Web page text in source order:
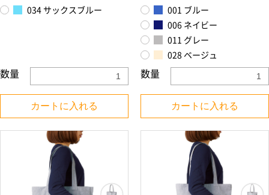
034 サックスブルー
数量
カートに入れる
001 ブルー
006 ネイビー
011 グレー
028 ベージュ
数量
カートに入れる